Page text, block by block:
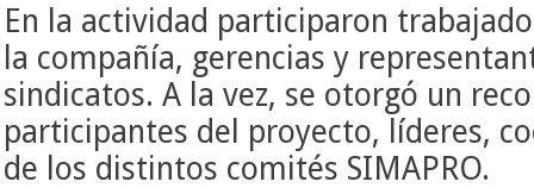
En la actividad participaron
la compañía, gerencias y
sindicatos. A la vez, se otorgó un
participantes del proyecto, líderes,
de los distintos comités SIMAPRO.